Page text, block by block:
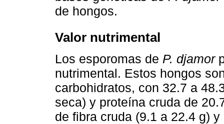
de hongos.
Valor nutrimental
Los esporomas de P. djamor
nutrimental. Estos hongos
carbohidratos, con 32.7 a
seca) y proteína cruda de
de fibra cruda (9.1 a 22.4 g)